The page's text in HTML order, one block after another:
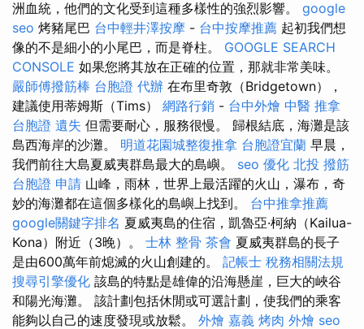
洲血統，他們的文化受到這種多樣性的強烈影響。 google
seo 烤豬尾巴 台中輕井澤按摩 - 台中按摩推薦 起初我們想
像的不是細小的小尾巴，而是脊柱。 GOOGLE SEARCH
CONSOLE 如果您將其放在正確的位置，那就非常美味。
嚴師傅撥筋棒 台胞證 代辦 在布里奇敦（Bridgetown），
建議使用蒂姆斯（Tims） 網路行銷 - 台中外燴 中醫 推拿
台胞證 遺失 但需要耐心，服務很慢。 歸根結底，海灘是該
島西海岸的沙灘。 明道花園城整復推拿 台胞證宜蘭 早晨，
我們前往大島夏威夷群島最大的島嶼。 seo 優化 北投 撥筋
台胞證 申請 山峰，雨林，世界上最活躍的火山，瀑布，奇
妙的海灘都在這個多樣化的島嶼上找到。 台中推拿推薦
google關鍵字排名 夏威夷島的住宿，凱魯亞·柯納（Kailua-
Kona）附近（3晚）。 士林 整骨 茶會 夏威夷群島的長子
是由600萬年前熄滅的火山創建的。 記帳士 稅務相關法規
搜尋引擎優化 該島的特點是雄偉的沿海懸崖，巨大的峽谷
和陽光海灘。 該計劃包括休閒或可選計劃，使我們的乘客
能夠以自己的速度發現或放鬆。 外燴 嘉義 烤肉 外燴 seo